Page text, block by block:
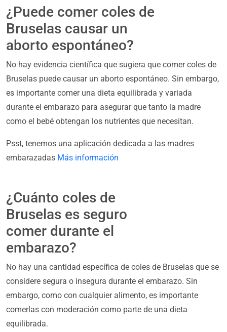
¿Puede comer coles de
Bruselas causar un
aborto espontáneo?
No hay evidencia científica que sugiera que comer coles de
Bruselas puede causar un aborto espontáneo. Sin embargo,
es importante comer una dieta equilibrada y variada
durante el embarazo para asegurar que tanto la madre
como el bebé obtengan los nutrientes que necesitan.
Psst, tenemos una aplicación dedicada a las madres
embarazadas Más información
¿Cuánto coles de
Bruselas es seguro
comer durante el
embarazo?
No hay una cantidad específica de coles de Bruselas que se
considere segura o insegura durante el embarazo. Sin
embargo, como con cualquier alimento, es importante
comerlas con moderación como parte de una dieta
equilibrada.